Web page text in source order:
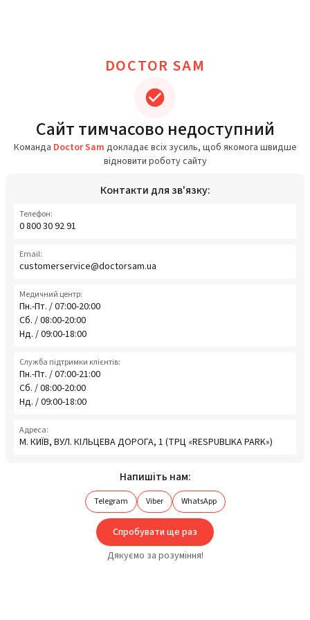
DOCTOR SAM
Сайт тимчасово недоступний
Команда Doctor Sam докладає всіх зусиль, щоб якомога швидше
відновити роботу сайту
Контакти для зв'язку:
Телефон:
0 800 30 92 91
Email:
customerservice@doctorsam.ua
Медичний центр:
Пн.-Пт. / 07:00-20:00
Сб. / 08:00-20:00
Нд. / 09:00-18:00
Служба підтримки клієнтів:
Пн.-Пт. / 07:00-21:00
Сб. / 08:00-20:00
Нд. / 09:00-18:00
Адреса:
М. КИЇВ, ВУЛ. КІЛЬЦЕВА ДОРОГА, 1 (ТРЦ «RESPUBLIKA PARK»)
Напишіть нам:
Telegram Viber WhatsApp
Спробувати ще раз
Дякуємо за розуміння!